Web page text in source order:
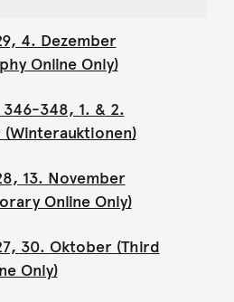
4. Dezember
Online Only)
348, 1. & 2.
(Winterauktionen)
13. November
Online Only)
30. Oktober (Third
Only)